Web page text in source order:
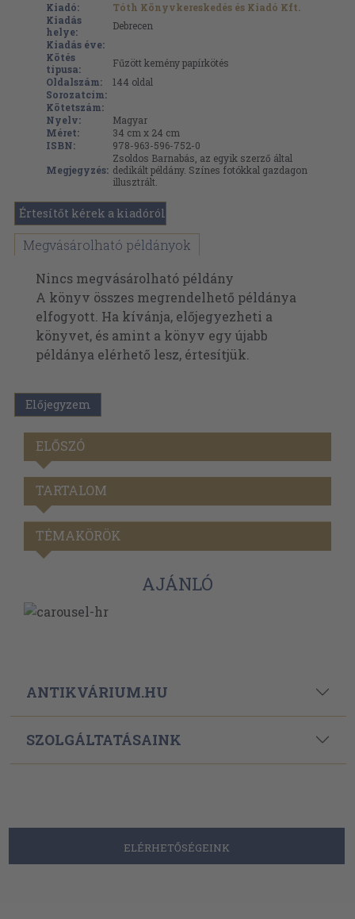
Kiadó:
Tóth Könyvkereskedés és Kiadó Kft.
Kiadás
helye:
Debrecen
Kiadás éve:
Kötés
típusa:
Fűzött kemény papírkötés
Oldalszám:
144 oldal
Sorozatcím:
Kötetszám:
Nyelv:
Magyar
Méret:
34 cm x 24 cm
ISBN:
978-963-596-752-0
Megjegyzés:
Zsoldos Barnabás, az egyik szerző által
dedikált példány. Színes fotókkal gazdagon
illusztrált.
Értesítőt kérek a kiadóról
Megvásárolható példányok
Nincs megvásárolható példány
A könyv összes megrendelhető példánya
elfogyott. Ha kívánja, előjegyezheti a
könyvet, és amint a könyv egy újabb
példánya elérhető lesz, értesítjük.
Előjegyzem
ELŐSZÓ
TARTALOM
TÉMAKÖRÖK
AJÁNLÓ
ANTIKVÁRIUM.HU
SZOLGÁLTATÁSAINK
ELÉRHETŐSÉGEINK